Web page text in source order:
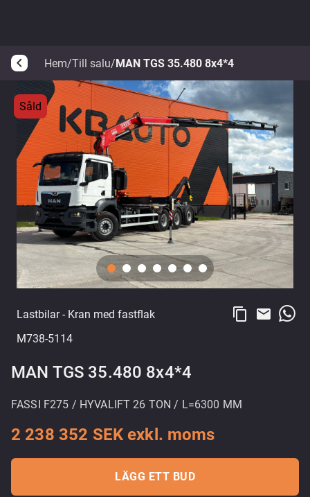
arrow_back_ios Hem/Till salu/MAN TGS 35.480 8x4*4
Såld
Lastbilar- Kran med fastflak
M738-5114
content_copy email
MAN TGS 35.480 8x4*4
FASSI F275 / HYVALIFT 26 TON / L=6300 MM
2 238 352 SEK exkl. moms
LÄGG ETT BUD